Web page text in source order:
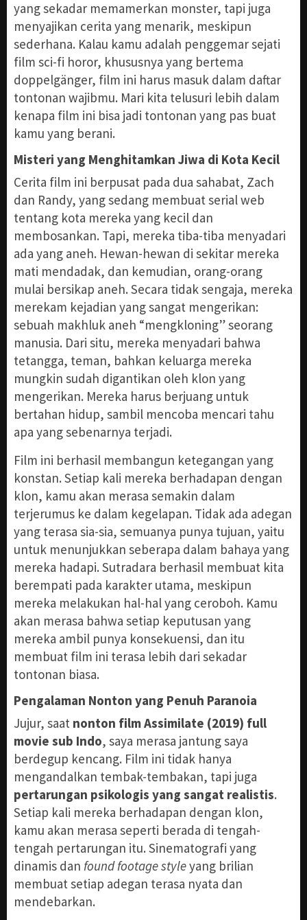
yang sekadar memamerkan monster, tapi juga
menyajikan cerita yang menarik, meskipun
sederhana. Kalau kamu adalah penggemar sejati
film sci-fi horor, khususnya yang bertema
doppelgänger, film ini harus masuk dalam daftar
tontonan wajibmu. Mari kita telusuri lebih dalam
kenapa film ini bisa jadi tontonan yang pas buat
kamu yang berani.
Misteri yang Menghitamkan Jiwa di Kota Kecil
Cerita film ini berpusat pada dua sahabat, Zach
dan Randy, yang sedang membuat serial web
tentang kota mereka yang kecil dan
membosankan. Tapi, mereka tiba-tiba menyadari
ada yang aneh. Hewan-hewan di sekitar mereka
mati mendadak, dan kemudian, orang-orang
mulai bersikap aneh. Secara tidak sengaja, mereka
merekam kejadian yang sangat mengerikan:
sebuah makhluk aneh “mengkloning” seorang
manusia. Dari situ, mereka menyadari bahwa
tetangga, teman, bahkan keluarga mereka
mungkin sudah digantikan oleh klon yang
mengerikan. Mereka harus berjuang untuk
bertahan hidup, sambil mencoba mencari tahu
apa yang sebenarnya terjadi.
Film ini berhasil membangun ketegangan yang
konstan. Setiap kali mereka berhadapan dengan
klon, kamu akan merasa semakin dalam
terjerumus ke dalam kegelapan. Tidak ada adegan
yang terasa sia-sia, semuanya punya tujuan, yaitu
untuk menunjukkan seberapa dalam bahaya yang
mereka hadapi. Sutradara berhasil membuat kita
berempati pada karakter utama, meskipun
mereka melakukan hal-hal yang ceroboh. Kamu
akan merasa bahwa setiap keputusan yang
mereka ambil punya konsekuensi, dan itu
membuat film ini terasa lebih dari sekadar
tontonan biasa.
Pengalaman Nonton yang Penuh Paranoia
Jujur, saat nonton film Assimilate (2019) full
movie sub Indo, saya merasa jantung saya
berdegup kencang. Film ini tidak hanya
mengandalkan tembak-tembakan, tapi juga
pertarungan psikologis yang sangat realistis.
Setiap kali mereka berhadapan dengan klon,
kamu akan merasa seperti berada di tengah-
tengah pertarungan itu. Sinematografi yang
dinamis dan found footage styleyang brilian
membuat setiap adegan terasa nyata dan
mendebarkan.